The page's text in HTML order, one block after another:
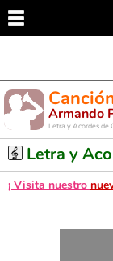
Armando
Letra y Acordes de
Letra y
¡ Visita nuestro